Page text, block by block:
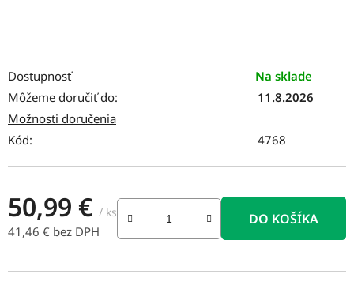
Dostupnosť
Na sklade
Môžeme doručiť do:
11.8.2026
Možnosti doručenia
Kód:
4768
50,99 € / ks
41,46 € bez DPH
DO KOŠÍKA